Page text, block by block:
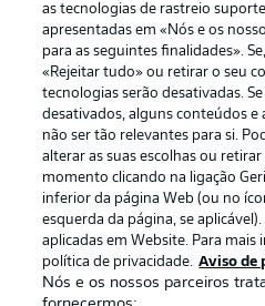
Publicidade
Gerir preferências
Marca
Jogadores
as tecnologias de rastreio
apresentadas em «Nós e os
para as seguintes finalidades».
«Rejeitar tudo» ou retirar o seu
tecnologias serão desativadas.
desativados, alguns conteúdos e
não ser tão relevantes para si.
alterar as suas escolhas ou
momento clicando na ligação
inferior da página Web (ou no
esquerda da página, se aplicável).
aplicadas em Website. Para mais
política de privacidade. Aviso de
Nós e os nossos parceiros